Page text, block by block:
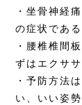
・坐骨神経
の症状であ
・腰椎椎間
ずはエクサ
・予防方法
い、いい姿